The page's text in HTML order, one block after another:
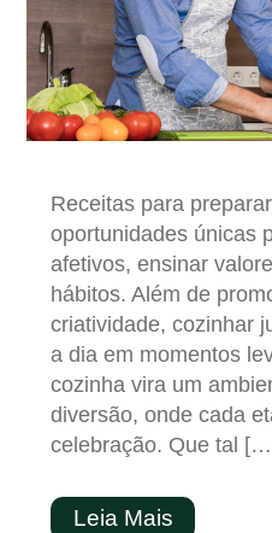
Receitas para
oportunidades únicas
afetivos, ensinar
hábitos. Além de
criatividade, cozinhar
a dia em momentos
cozinha vira um
diversão, onde cada
celebração. Que tal
Leia Mais